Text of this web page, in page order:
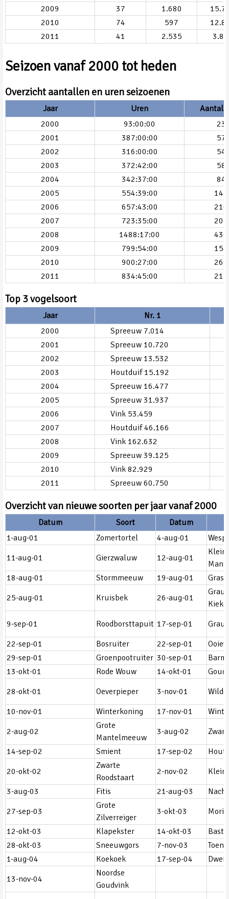
2009 37 1.680
2010
74 597
2011
41 2.535
Seizoen vanaf 2000 tot heden
Overzicht aantallen en uren seizoenen
Jaar Uren
2000
93:00:00
2001
387:00:00
2002
316:00:00
2003
372:42:00
2004
342:37:00
2005
554:39:00
2006
657:43:00
2007
723:35:00
2008
1488:17:00
2009
799:54:00
2010
900:27:00
2011
834:45:00
Top 3 vogelsoort
Jaar
Nr. 1
2000
Spreeuw 7.014
2001
Spreeuw 10.720
2002
Spreeuw 13.532
2003
Houtduif 15.192
2004
Spreeuw 16.477
2005
Spreeuw 31.937
2006
Vink 53.459
2007
Houtduif 46.166
2008
Vink 162.632
2009
Spreeuw 39.125
2010
Vink 82.929
2011
Spreeuw 60.750
Overzicht van nieuwe soorten per jaar vanaf 2000
Datum Soort
Datum
1-aug-01
Zomertortel 4-aug-01
11-aug-01
Gierzwaluw 12-aug-01
18-aug-01
Stormmeeuw 19-aug-01
25-aug-01
Kruisbek 26-aug-01
9-sep-01
Roodborsttapuit 17-sep-01
22-sep-01
Bosruiter 22-sep-01
29-sep-01
Groenpootruiter 30-sep-01
13-okt-01
Rode Wouw 14-okt-01
28-okt-01
Oeverpieper 3-nov-01
10-nov-01
Winterkoning 17-nov-01
2-aug-02
Grote
Mantelmeeuw
3-aug-02
14-sep-02
Smient 17-sep-02
20-okt-02
Zwarte
Roodstaart
2-nov-02
3-aug-03
Fitis 21-aug-03
27-sep-03
Grote
Zilverreiger
3-okt-03
12-okt-03
Klapekster 14-okt-03
28-okt-03
Sneeuwgors 7-nov-03
1-aug-04
Koekoek 17-sep-04
13-nov-04
Noordse
Goudvink